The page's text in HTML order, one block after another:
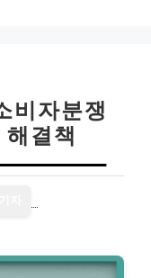
비자분쟁
결책